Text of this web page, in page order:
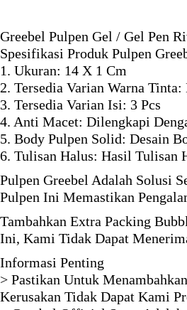
Greebel Pulpen Gel / Gel Pen
Spesifikasi Produk Pulpen
1. Ukuran: 14 X 1 Cm
2. Tersedia Varian Warna Tinta:
3. Tersedia Varian Isi: 3 Pcs
4. Anti Macet: Dilengkapi
5. Body Pulpen Solid: Desain
6. Tulisan Halus: Hasil Tulisan
Pulpen Greebel Adalah Solusi
Pulpen Ini Memastikan
Tambahkan Extra Packing
Ini, Kami Tidak Dapat
Informasi Penting
> Pastikan Untuk
Kerusakan Tidak Dapat Kami